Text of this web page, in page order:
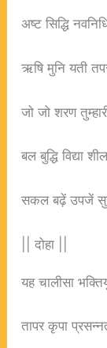
अष्ट सिद्धि
ऋषि मुनि यती
जो जो शरण
बल बुद्धि विद्या
सकल बढ़ें उपजें सुख
|| दोहा ||
यह चालीसा
तापर कृपा